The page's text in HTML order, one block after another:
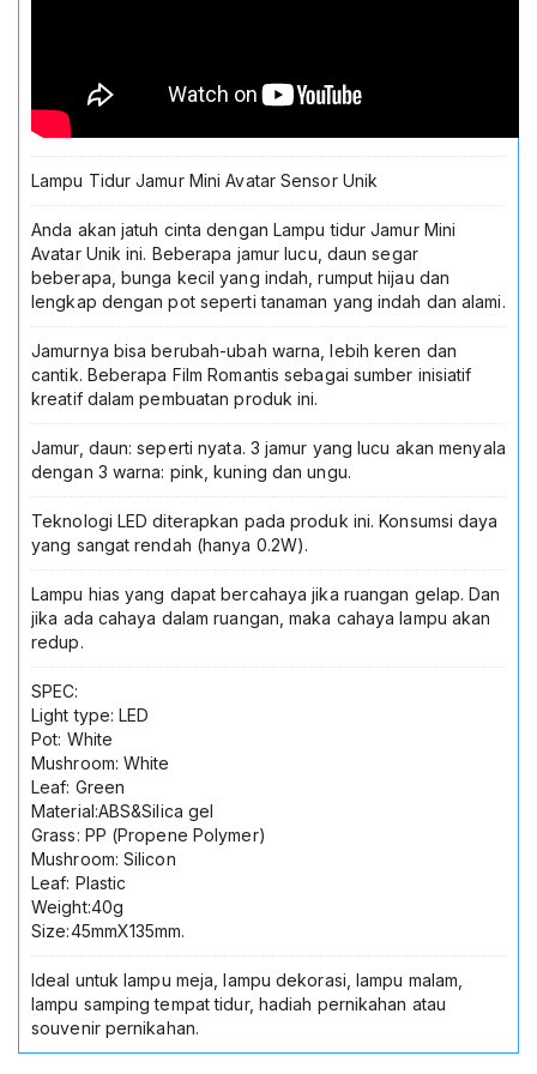
Lampu Tidur Jamur Mini Avatar Sensor Unik
Anda akan jatuh cinta dengan Lampu tidur Jamur Mini
Avatar Unik ini. Beberapa jamur lucu, daun segar
beberapa, bunga kecil yang indah, rumput hijau dan
lengkap dengan pot seperti tanaman yang indah dan alami.
Jamurnya bisa berubah-ubah warna, lebih keren dan
cantik. Beberapa Film Romantis sebagai sumber inisiatif
kreatif dalam pembuatan produk ini.
Jamur, daun: seperti nyata. 3 jamur yang lucu akan menyala
dengan 3 warna: pink, kuning dan ungu.
Teknologi LED diterapkan pada produk ini. Konsumsi daya
yang sangat rendah (hanya 0.2W).
Lampu hias yang dapat bercahaya jika ruangan gelap. Dan
jika ada cahaya dalam ruangan, maka cahaya lampu akan
redup.
SPEC:
Light type: LED
Pot: White
Mushroom: White
Leaf: Green
Material:ABS&Silica gel
Grass: PP (Propene Polymer)
Mushroom: Silicon
Leaf: Plastic
Weight:40g
Size:45mmX135mm.
Ideal untuk lampu meja, lampu dekorasi, lampu malam,
lampu samping tempat tidur, hadiah pernikahan atau
souvenir pernikahan.